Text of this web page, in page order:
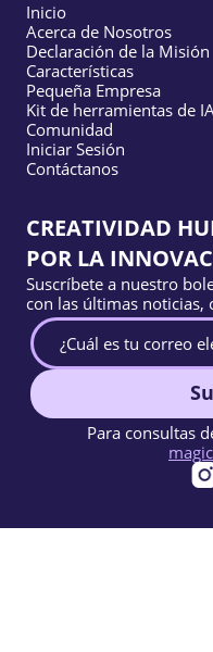
Inicio
Acerca de Nosotros
Declaración de la Misión
Características
Pequeña Empresa
Kit de herramientas de
Comunidad
Iniciar Sesión
Contáctanos
CREATIVIDAD
POR LA
Suscríbete a nuestro
con las últimas noticias,
Para consultas